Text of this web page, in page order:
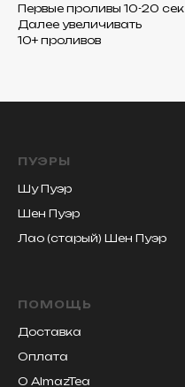
Первые проливы 10-20 сек
Далее увеличивать
10+ проливов
ПУЭРЫ
Шу Пуэр
Шен Пуэр
Лао (старый) Шен Пуэр
ПОМОЩЬ
Доставка
Оплата
О AlmazTea